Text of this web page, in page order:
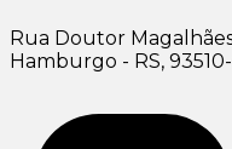
Rua Doutor
Hamburgo - RS,